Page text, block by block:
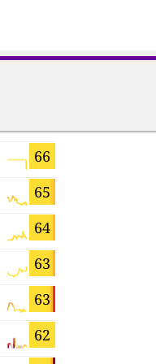
66
65
64
63
63
62